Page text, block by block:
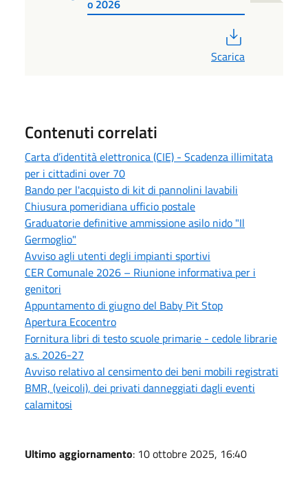
o 2026
Scarica
Contenuti correlati
Carta d’identità elettronica (CIE) - Scadenza illimitata
per i cittadini over 70
Bando per l'acquisto di kit di pannolini lavabili
Chiusura pomeridiana ufficio postale
Graduatorie definitive ammissione asilo nido "Il
Germoglio"
Avviso agli utenti degli impianti sportivi
CER Comunale 2026 – Riunione informativa per i
genitori
Appuntamento di giugno del Baby Pit Stop
Apertura Ecocentro
Fornitura libri di testo scuole primarie - cedole librarie
a.s. 2026-27
Avviso relativo al censimento dei beni mobili registrati
BMR, (veicoli), dei privati danneggiati dagli eventi
calamitosi
Ultimo aggiornamento: 10 ottobre 2025, 16:40